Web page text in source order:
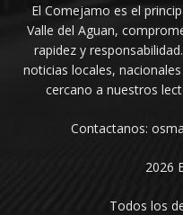
El Comejamo es el
Valle del Aguan,
rapidez y
noticias locales,
cercano a nuestros
Contactanos:
2026
Todos los